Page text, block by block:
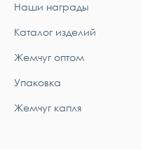
Наши награды
Каталог изделий
Жемчуг оптом
Упаковка
Жемчуг капля